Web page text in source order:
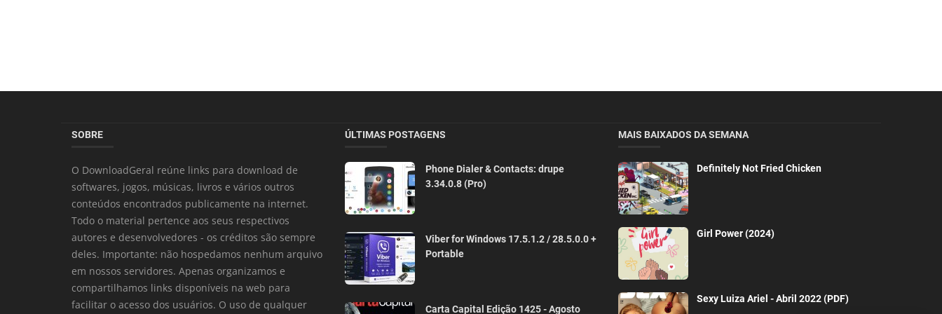
SOBRE
O DownloadGeral reúne links para download de
softwares, jogos, músicas, livros e vários outros
conteúdos encontrados publicamente na internet.
Todo o material pertence aos seus respectivos
autores e desenvolvedores - os créditos são sempre
deles. Importante: não hospedamos nenhum arquivo
em nossos servidores. Apenas organizamos e
compartilhamos links disponíveis na web para
facilitar o acesso dos usuários. O uso de qualquer
ÚLTIMAS POSTAGENS
Phone Dialer & Contacts: drupe
3.34.0.8 (Pro)
Viber for Windows 17.5.1.2 / 28.5.0.0 +
Portable
Carta Capital Edição 1425 - Agosto
MAIS BAIXADOS DA SEMANA
Definitely Not Fried Chicken
Girl Power (2024)
Sexy Luiza Ariel - Abril 2022 (PDF)